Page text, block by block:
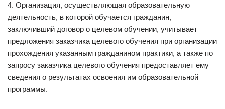
4. Организация, осуществляющая образовательную
деятельность, в которой обучается гражданин,
заключивший договор о целевом обучении, учитывает
предложения заказчика целевого обучения при организации
прохождения указанным гражданином практики, а также по
запросу заказчика целевого обучения предоставляет ему
сведения о результатах освоения им образовательной
программы.